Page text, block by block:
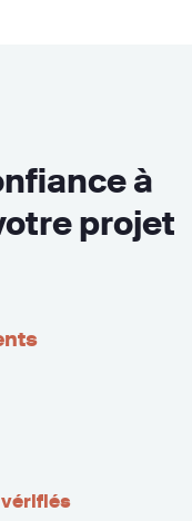
à
projet
vérifiés